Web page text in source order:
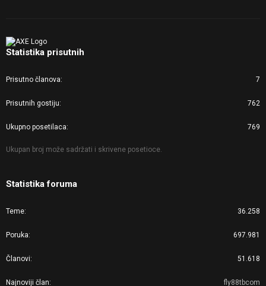
Statistika prisutnih
Prisutno članova 7
Prisutnih gostiju 762
Ukupno posetilaca 769
Ukupan broj može sadržati i skrivene posetioce.
Statistika foruma
Teme 36.258
Poruka 697.981
Članovi 51.618
Najnoviji član fly88tbcom